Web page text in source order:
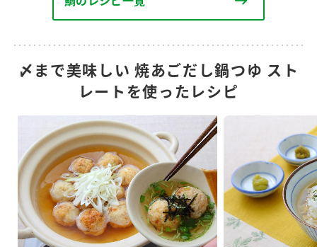
〆まで美味しい 焼あごだし鍋つゆ スト
レートを使ったレシピ